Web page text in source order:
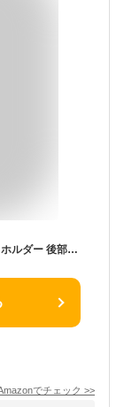
【2025新型・中央2人専用】LISEN 車 タブレットホルダー 後部座席 伸縮アーム ヘッドレスト ホルダー 滑り防止 車載ホルダー スタンド 車載用ヘッドレスト タブレット スタンド 車 360°回転可能 カー用品 スイッチ2 iPad Pro/Air/Mini/Galaxy/Fire4.7-11インチタブレットに対応ミルキーウェイ・ブラック
でチェック >>